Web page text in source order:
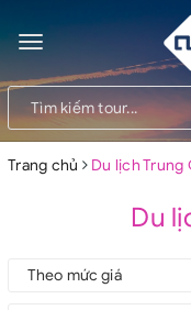
Toggle
navigation
Trang chủ Du lịch Trung
Du
Theo mức giá